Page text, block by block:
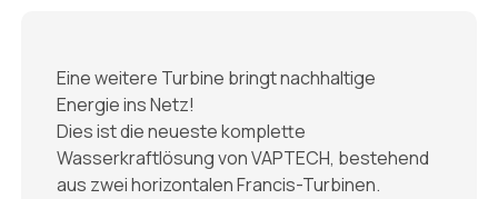
Eine weitere Turbine bringt nachhaltige
Energie ins Netz!
Dies ist die neueste komplette
Wasserkraftlösung von VAPTECH, bestehend
aus zwei horizontalen Francis-Turbinen.